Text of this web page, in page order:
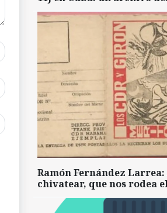
Ramón Fernández
chivatear, que nos rodea